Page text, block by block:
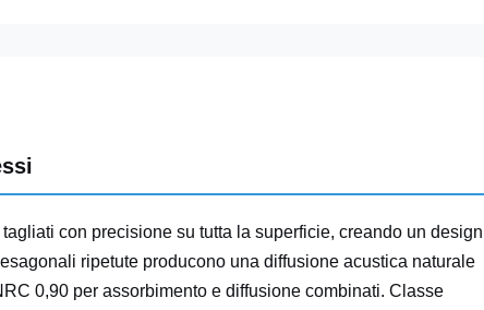
con precisione su tutta la superficie, creando un design
ripetute producono una diffusione acustica naturale
0,90 per assorbimento e diffusione combinati. Classe